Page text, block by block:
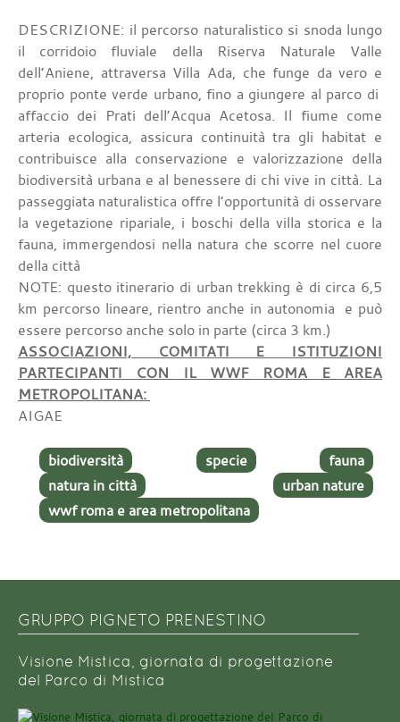
DESCRIZIONE: il percorso naturalistico si snoda lungo
il corridoio fluviale della Riserva Naturale Valle
dell’Aniene, attraversa Villa Ada, che funge da vero e
proprio ponte verde urbano, fino a giungere al parco di
affaccio dei Prati dell’Acqua Acetosa. Il fiume come
arteria ecologica, assicura continuità tra gli habitat e
contribuisce alla conservazione e valorizzazione della
biodiversità urbana e al benessere di chi vive in città. La
passeggiata naturalistica offre l’opportunità di osservare
la vegetazione ripariale, i boschi della villa storica e la
fauna, immergendosi nella natura che scorre nel cuore
della città
NOTE: questo itinerario di urban trekking è di circa 6,5
km percorso lineare, rientro anche in autonomia e può
essere percorso anche solo in parte (circa 3 km.)
ASSOCIAZIONI, COMITATI E ISTITUZIONI
PARTECIPANTI CON IL WWF ROMA E AREA
METROPOLITANA:
AIGAE
biodiversità specie
fauna
natura in città
urban nature
wwf roma e area metropolitana
GRUPPO PIGNETO PRENESTINO
Visione Mistica, giornata di progettazione
del Parco di Mistica